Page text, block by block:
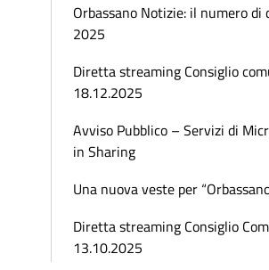
Orbassano Notizie: il numero di
2025
Diretta streaming Consiglio
18.12.2025
Avviso Pubblico – Servizi di
in Sharing
Una nuova veste per
Diretta streaming Consiglio
13.10.2025